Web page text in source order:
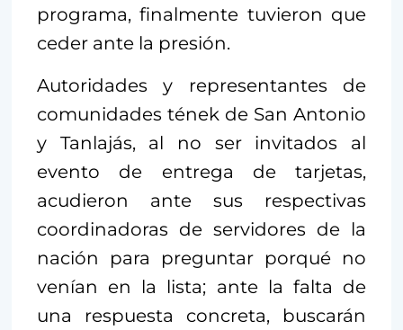
programa, finalmente tuvieron que
ceder ante la presión.
Autoridades y representantes de
comunidades tének de San Antonio
y Tanlajás, al no ser invitados al
evento de entrega de tarjetas,
acudieron ante sus respectivas
coordinadoras de servidores de la
nación para preguntar porqué no
venían en la lista; ante la falta de
una respuesta concreta, buscarán